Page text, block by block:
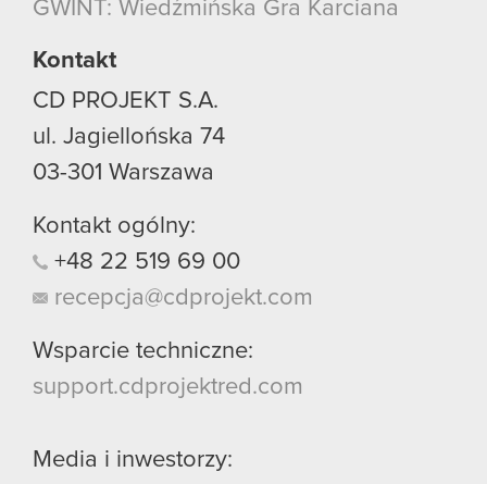
używanie plików cookie.
GWINT: Wiedźmińska Gra Karciana
Kontakt
CD PROJEKT S.A.
ul. Jagiellońska 74
03-301 Warszawa
Kontakt ogólny:
+48 22 519 69 00
recepcja@cdprojekt.com
Wsparcie techniczne:
support.cdprojektred.com
Media i inwestorzy: